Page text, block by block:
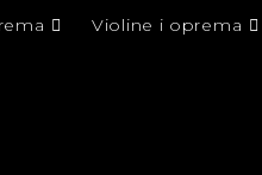
Violine i oprema